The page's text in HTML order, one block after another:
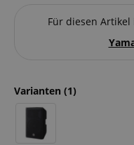
Für diesen
Varianten (1)